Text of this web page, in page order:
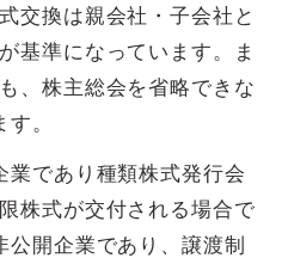
交換は親会社・子会社と
基準になっています。ま
、株主総会を省略できな
。
業であり種類株式発行会
株式が交付される場合で
開企業であり、譲渡制